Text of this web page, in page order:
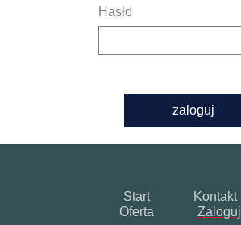
Hasło
zaloguj
Start
Kontakt
Oferta
Zaloguj